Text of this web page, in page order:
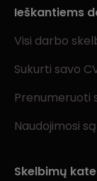
Ieškantiems
Visi darbo
Sukurti savo
Prenumeruoti
Naudojimosi
Skelbimų